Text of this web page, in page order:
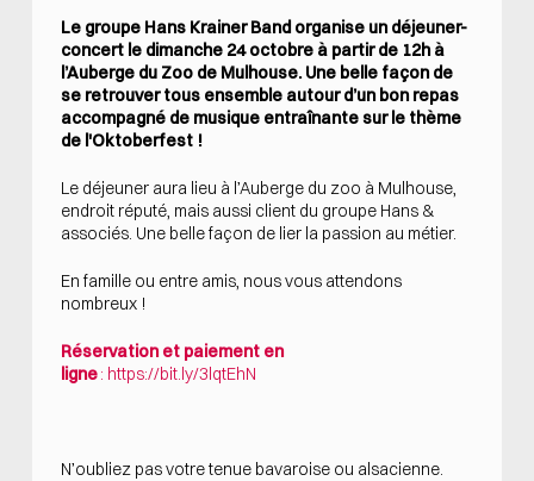
Le groupe Hans Krainer Band organise un déjeuner-
concert le dimanche 24 octobre à partir de 12h à
l’Auberge du Zoo de Mulhouse. Une belle façon de
se retrouver tous ensemble autour d’un bon repas
accompagné de musique entraînante sur le thème
de l'Oktoberfest !
Le déjeuner aura lieu à l’Auberge du zoo à Mulhouse,
endroit réputé, mais aussi client du groupe Hans &
associés. Une belle façon de lier la passion au métier.
En famille ou entre amis, nous vous attendons
nombreux !
Réservation et paiement en
ligne: https://bit.ly/3lqtEhN
N’oubliez pas votre tenue bavaroise ou alsacienne.